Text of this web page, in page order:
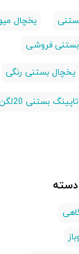
یخچال
فروشی
یخچال بستنی رنگی
تاپینگ بستنی 20لگن